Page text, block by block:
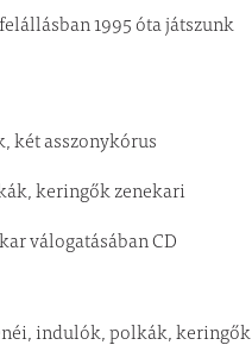
1995 óta játszunk
két asszonykórus
keringők zenekari
válogatásában CD
indulók, polkák, keringők